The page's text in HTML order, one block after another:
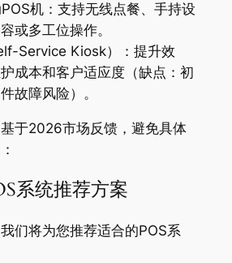
机：支持无线点餐、手持设
或多工位操作。
Service Kiosk）：提升效
成本和客户适应度（缺点：初
故障风险）。
于2026市场反馈，避免具体
系统推荐方案
们将为您推荐适合的POS系